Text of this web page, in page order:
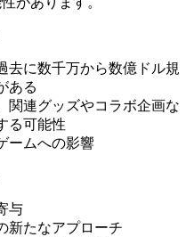
去に数千万から数億ドル規
ある
関連グッズやコラボ企画な
る可能性
ームへの影響
与
新たなアプローチ